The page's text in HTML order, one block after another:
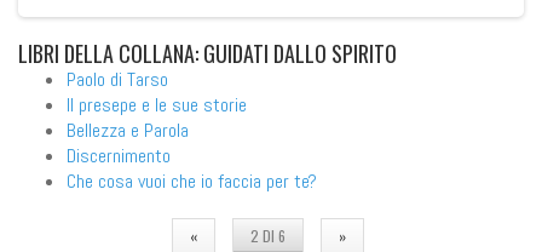
LIBRI DELLA COLLANA: GUIDATI DALLO SPIRITO
Paolo di Tarso
Il presepe e le sue storie
Bellezza e Parola
Discernimento
Che cosa vuoi che io faccia per te?
« 2 DI 6 »